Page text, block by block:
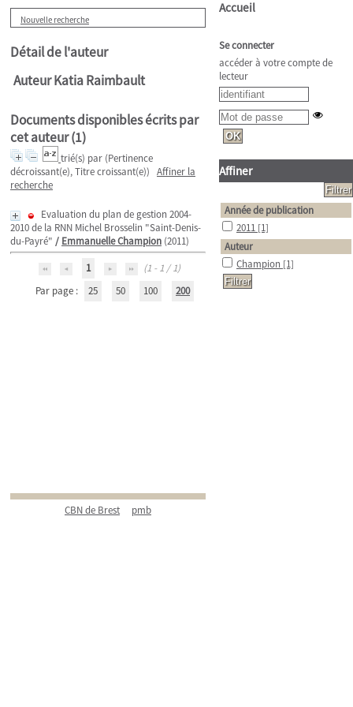
Nouvelle recherche
Détail de l'auteur
Auteur Katia Raimbault
Documents disponibles écrits par
cet auteur (1)
trié(s) par (Pertinence
décroissant(e), Titre croissant(e)) Affiner la
recherche
Evaluation du plan de gestion 2004-
2010 de la RNN Michel Brosselin "Saint-Denis-
du-Payré" / Emmanuelle Champion (2011)
1
(1 - 1 / 1)
Par page :
25 50 100 200
CBN de Brest pmb
Accueil
Se connecter
accéder à votre compte de
lecteur
Affiner
Année de publication
2011 [1]
Auteur
Champion [1]